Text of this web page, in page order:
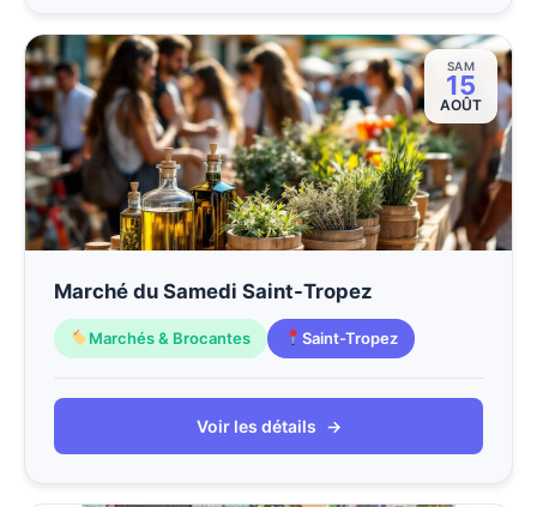
SAM
15
AOÛT
Marché du Samedi Saint-Tropez
Marchés & Brocantes Saint-Tropez
Voir les détails →